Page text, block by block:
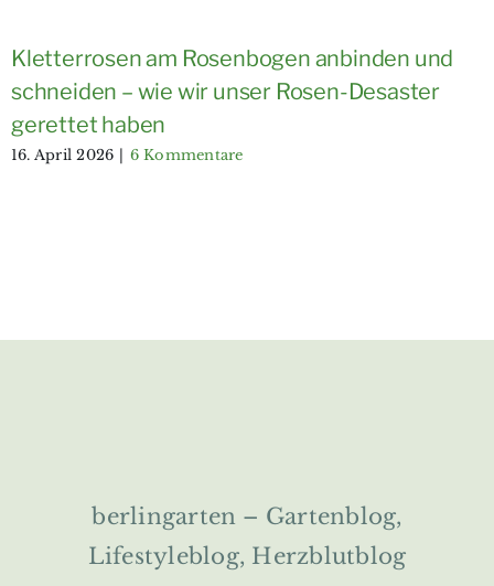
Kletterrosen am Rosenbogen anbinden und
schneiden – wie wir unser Rosen-Desaster
gerettet haben
16. April 2026 | 6 Kommentare
berlingarten – Gartenblog,
Lifestyleblog, Herzblutblog